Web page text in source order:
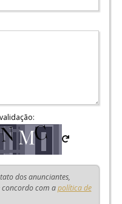
dos anunciantes,
concordo com apolítica de